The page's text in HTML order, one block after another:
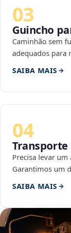
03
Guincho
Caminhão sem
adequados para
SAIBA MAIS
04
Transporte
Precisa levar
Garantimos um
SAIBA MAIS